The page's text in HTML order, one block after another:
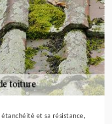
et sa résistance,